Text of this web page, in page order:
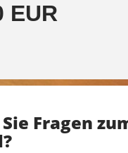
EUR
Fragen